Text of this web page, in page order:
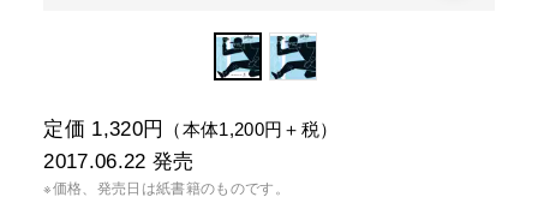
定価 1,320円 （本体1,200円＋税）
2017.06.22 発売
※価格、発売日は紙書籍のものです。